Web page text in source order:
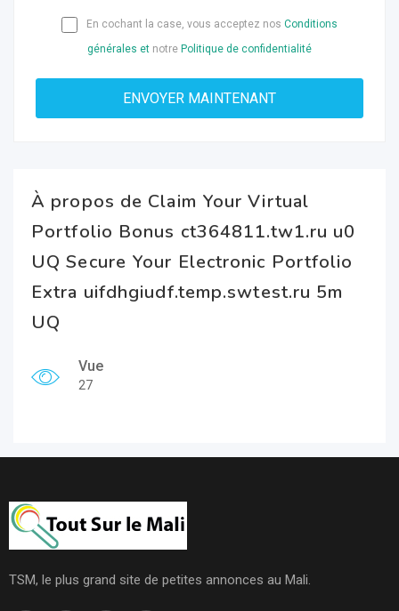
En cochant la case, vous acceptez nos Conditions
générales et notre Politique de confidentialité
À propos de Claim Your Virtual
Portfolio Bonus ct364811.tw1.ru u0
UQ Secure Your Electronic Portfolio
Extra uifdhgiudf.temp.swtest.ru 5m
UQ
Vue
27
TSM, le plus grand site de petites annonces au Mali.